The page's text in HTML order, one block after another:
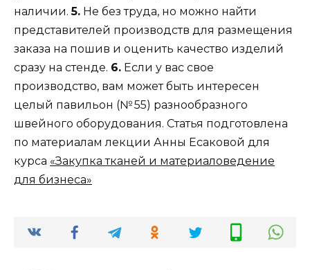
наличии.5. Не без труда, но можно найти
представителей производств для размещения
заказа на пошив и оценить качество изделий
сразу на стенде. 6. Если у вас свое
производство, вам может быть интересен
целый павильон (№ 55) разнообразного
швейного оборудования. Статья подготовлена
по материалам лекции Анны Есаковой для
курса «Закупка тканей и материаловедение
для бизнеса»